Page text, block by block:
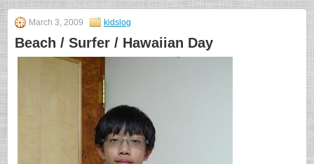
March 3, 2009 kidslog
Beach / Surfer / Hawaiian Day